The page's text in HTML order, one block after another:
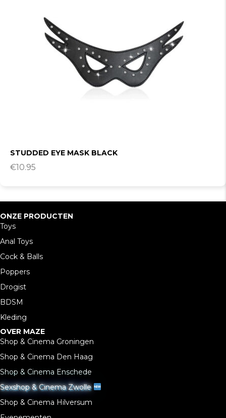
STUDDED EYE MASK BLACK
€10.95
ONZE PRODUCTEN
Toys
Anal Toys
Cock & Balls
Poppers
Drogist
BDSM
Kleding
OVER MAZE
Shop & Cinema Groningen
Shop & Cinema Den Haag
Shop & Cinema Enschede
Sexshop & Cinema Zwolle
Shop & Cinema Hilversum